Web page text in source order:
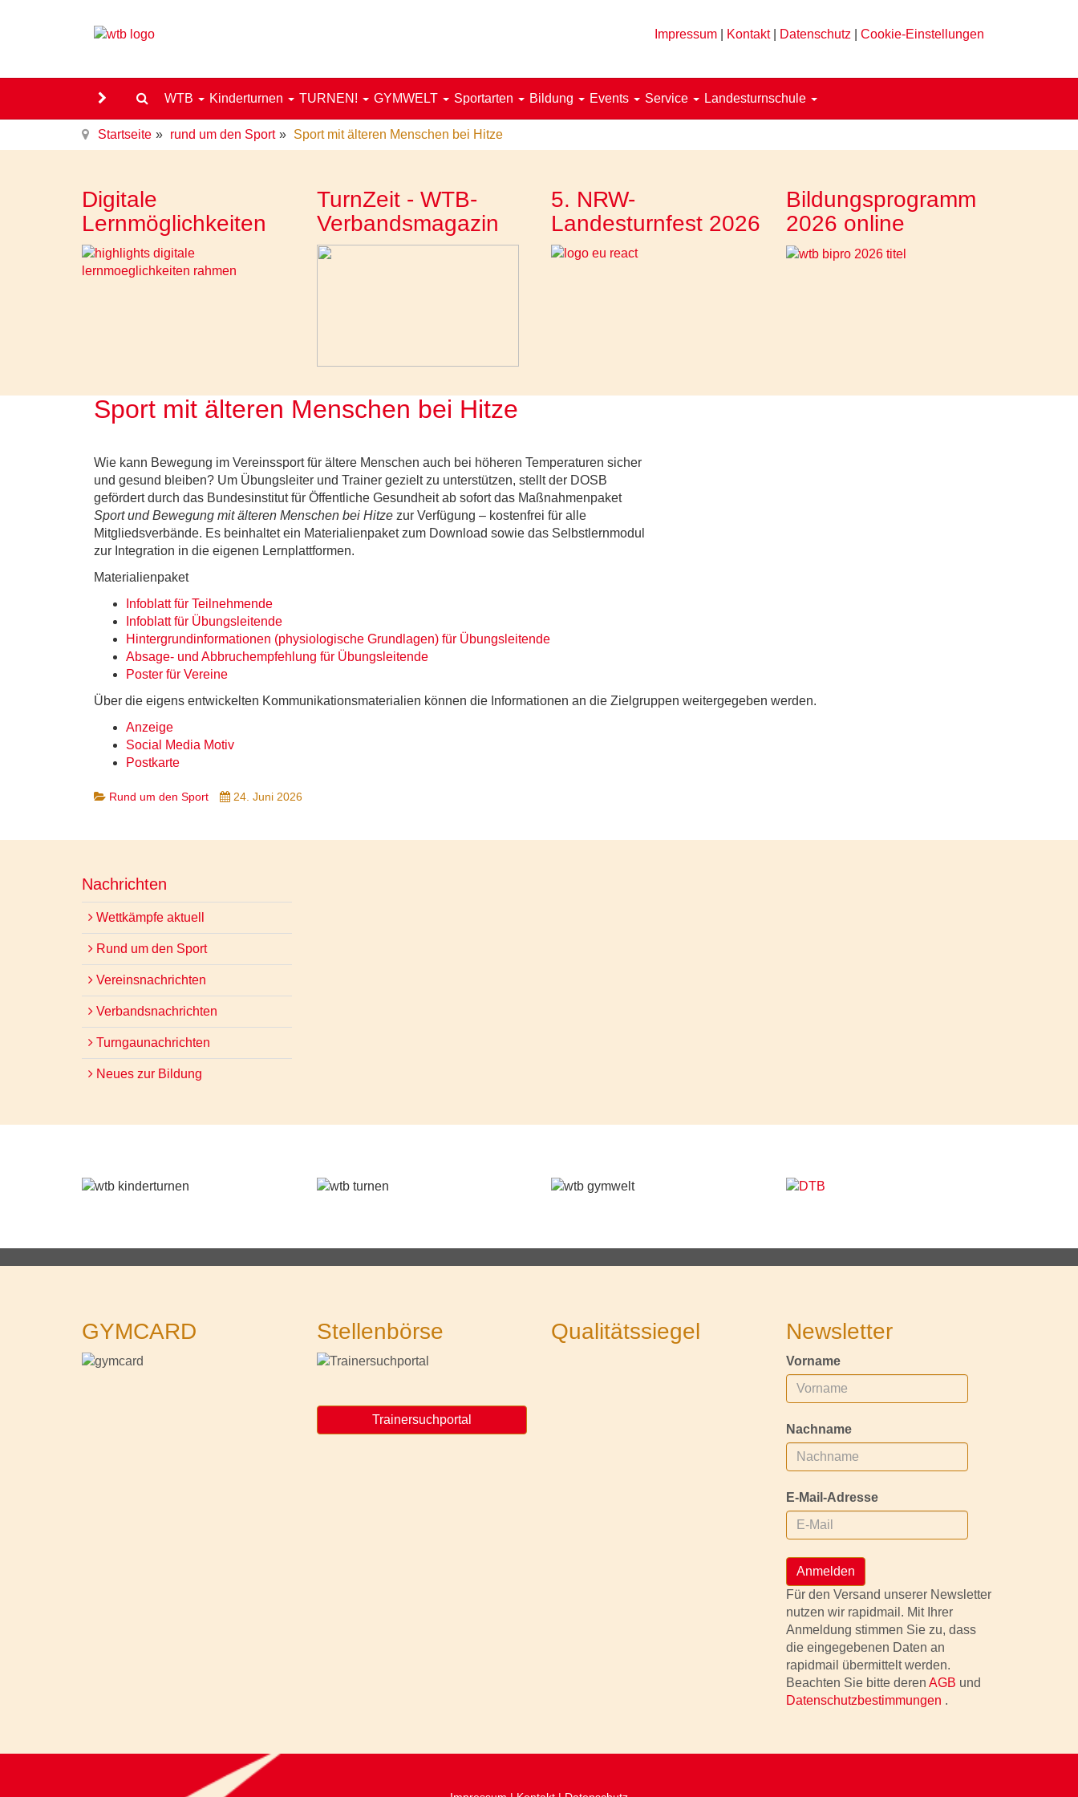
Impressum Kontakt| Datenschutz Cookie-Einstellungen
WTB Kinderturnen TURNEN! GYMWELT Sportarten Bildung Events Service Landesturnschule
Startseite rund um den Sport Sport mit älteren Menschen bei Hitze
Digitale
Lernmöglichkeiten
TurnZeit - WTB-
Verbandsmagazin
5. NRW-
Landesturnfest 2026
Bildungsprogramm
2026 online
Sport mit älteren Menschen bei Hitze
Wie kann Bewegung im Vereinssport für ältere Menschen auch bei höheren Temperaturen sicher
und gesund bleiben? Um Übungsleiter und Trainer gezielt zu unterstützen, stellt der DOSB
gefördert durch das Bundesinstitut für Öffentliche Gesundheit ab sofort das Maßnahmenpaket
Sport und Bewegung mit älteren Menschen bei Hitze zur Verfügung – kostenfrei für alle
Mitgliedsverbände. Es beinhaltet ein Materialienpaket zum Download sowie das Selbstlernmodul
zur Integration in die eigenen Lernplattformen.
Materialienpaket
Infoblatt für Teilnehmende
Infoblatt für Übungsleitende
Hintergrundinformationen (physiologische Grundlagen) für Übungsleitende
Absage- und Abbruchempfehlung für Übungsleitende
Poster für Vereine
Über die eigens entwickelten Kommunikationsmaterialien können die Informationen an die Zielgruppen weitergegeben werden.
Anzeige
Social Media Motiv
Postkarte
Rund um den Sport 24. Juni 2026
Nachrichten
Wettkämpfe aktuell
Rund um den Sport
Vereinsnachrichten
Verbandsnachrichten
Turngaunachrichten
Neues zur Bildung
GYMCARD Stellenbörse
Trainersuchportal
Qualitätssiegel Newsletter
Vorname
Nachname
E-Mail-Adresse
Anmelden
Für den Versand unserer Newsletter
nutzen wir rapidmail. Mit Ihrer
Anmeldung stimmen Sie zu, dass
die eingegebenen Daten an
rapidmail übermittelt werden.
Beachten Sie bitte deren AGB und
Datenschutzbestimmungen .